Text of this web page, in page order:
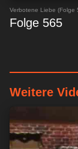
Verbotene Liebe (Folge
Folge 565
Weitere